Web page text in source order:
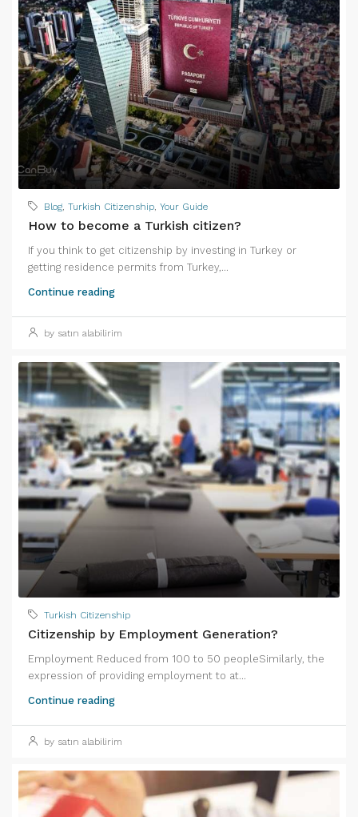
Blog, Turkish Citizenship, Your Guide
How to become a Turkish citizen?
If you think to get citizenship by investing in Turkey or
getting residence permits from Turkey,...
Continue reading
by satın alabilirim
Turkish Citizenship
Citizenship by Employment Generation?
Employment Reduced from 100 to 50 peopleSimilarly, the
expression of providing employment to at...
Continue reading
by satın alabilirim